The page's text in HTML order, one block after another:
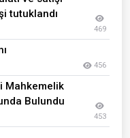
tutuklandı
469
456
Mahkemelik
Bulundu
453